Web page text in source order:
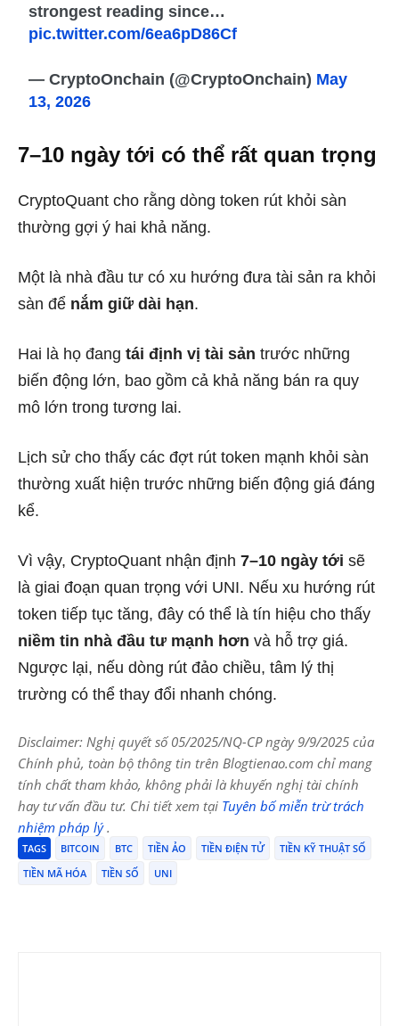
strongest reading since…
pic.twitter.com/6ea6pD86Cf
— CryptoOnchain (@CryptoOnchain) May
13, 2026
7–10 ngày tới có thể rất quan trọng
CryptoQuant cho rằng dòng token rút khỏi sàn
thường gợi ý hai khả năng.
Một là nhà đầu tư có xu hướng đưa tài sản ra khỏi
sàn để nắm giữ dài hạn.
Hai là họ đang tái định vị tài sản trước những
biến động lớn, bao gồm cả khả năng bán ra quy
mô lớn trong tương lai.
Lịch sử cho thấy các đợt rút token mạnh khỏi sàn
thường xuất hiện trước những biến động giá đáng
kể.
Vì vậy, CryptoQuant nhận định 7–10 ngày tới sẽ
là giai đoạn quan trọng với UNI. Nếu xu hướng rút
token tiếp tục tăng, đây có thể là tín hiệu cho thấy
niềm tin nhà đầu tư mạnh hơn và hỗ trợ giá.
Ngược lại, nếu dòng rút đảo chiều, tâm lý thị
trường có thể thay đổi nhanh chóng.
Disclaimer: Nghị quyết số 05/2025/NQ-CP ngày 9/9/2025 của
Chính phủ, toàn bộ thông tin trên Blogtienao.com chỉ mang
tính chất tham khảo, không phải là khuyến nghị tài chính
hay tư vấn đầu tư. Chi tiết xem tại Tuyên bố miễn trừ trách
nhiệm pháp lý.
TAGS BITCOIN BTC TIỀN ẢO TIỀN ĐIỆN TỬ
TIỀN KỸ THUẬT SỐ
TIỀN MÃ HÓA
TIỀN SỐ UNI